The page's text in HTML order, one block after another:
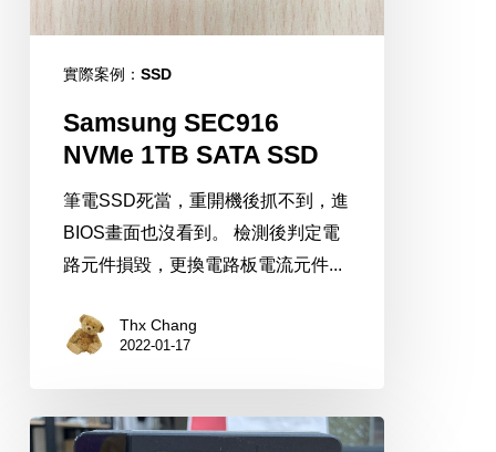
實際案例：SSD
Samsung SEC916
NVMe 1TB SATA SSD
筆電SSD死當，重開機後抓不到，進
BIOS畫面也沒看到。 檢測後判定電
路元件損毀，更換電路板電流元件...
Thx Chang
2022-01-17
QNAP